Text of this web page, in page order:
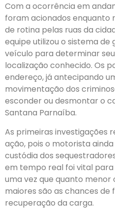
Com a ocorrência em
foram acionados enquanto
de rotina pelas ruas da
equipe utilizou o sistema
veículo para determinar
localização conhecido. Os
endereço, já antecipando
movimentação dos
esconder ou desmontar o
Santana Parnaíba.
As primeiras investigações
ação, pois o motorista
custódia dos
em tempo real foi vital para
uma vez que quanto
maiores são as chances de
recuperação da carga.